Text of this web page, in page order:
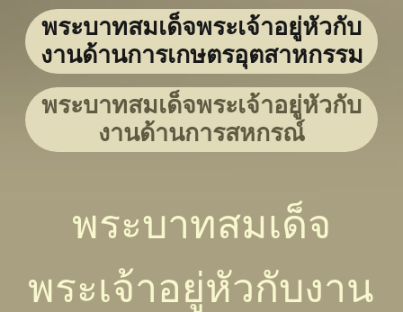
พระบาทสมเด็จพระเจ้าอยู่หัวกับ
งานด้านการเกษตรอุตสาหกรรม
พระบาทสมเด็จพระเจ้าอยู่หัวกับ
งานด้านการสหกรณ์
พระบาทสมเด็จ
พระเจ้าอยู่หัวกับงาน